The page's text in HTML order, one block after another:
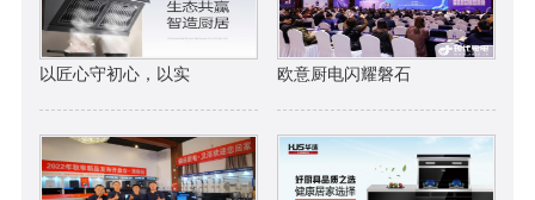
以匠心守初心，以实 欧意厨电闪耀磐石